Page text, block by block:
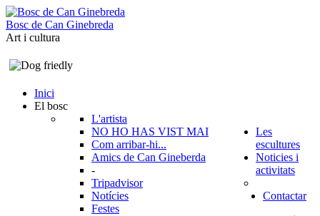
Bosc de Can Ginebreda
Art i cultura
Inici
El bosc
L'artista
NO HO HAS VIST MAI
Com arribar-hi...
Amics de Can Gineberda
-
Tripadvisor
Les
escultures
Noticies i
activitats
Notícies
Festes
Contactar